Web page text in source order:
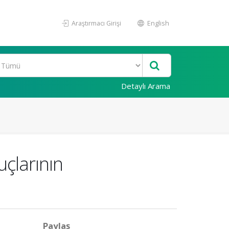
Araştırmacı Girişi English
Detaylı Arama
Paylaş